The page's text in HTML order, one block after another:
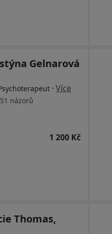
Gelnarová
· Více
51 názorů
1 200 Kč
Thomas,